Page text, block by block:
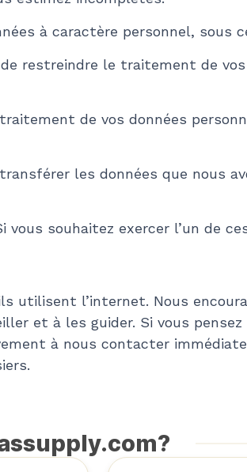
à caractère personnel, sous
restreindre le traitement de
de vos données
les données que nous
vous souhaitez exercer l’un de
utilisent l’internet. Nous
et à les guider. Si vous
à nous contacter